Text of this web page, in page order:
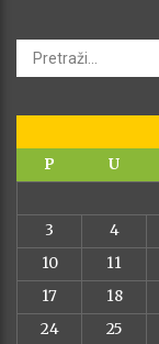
P
U
3
4
10
11
17
18
24
25